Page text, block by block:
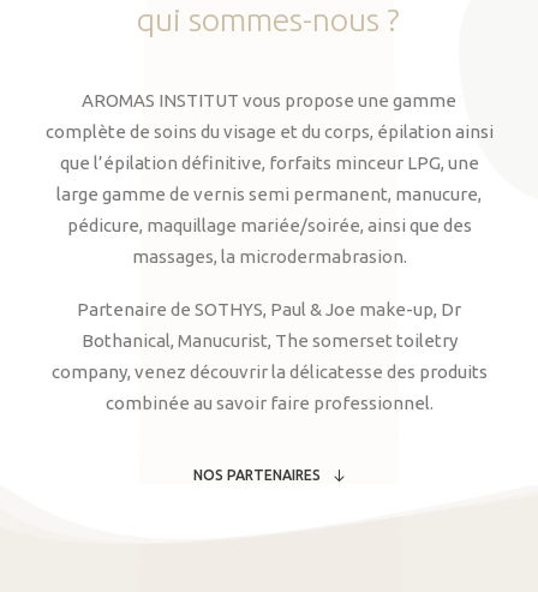
qui sommes-nous ?
AROMAS INSTITUT vous propose une gamme
complète de soins du visage et du corps, épilation ainsi
que l’épilation définitive, forfaits minceur LPG, une
large gamme de vernis semi permanent, manucure,
pédicure, maquillage mariée/soirée, ainsi que des
massages, la microdermabrasion.
Partenaire de SOTHYS, Paul & Joe make-up, Dr
Bothanical, Manucurist, The somerset toiletry
company, venez découvrir la délicatesse des produits
combinée au savoir faire professionnel.
NOS PARTENAIRES